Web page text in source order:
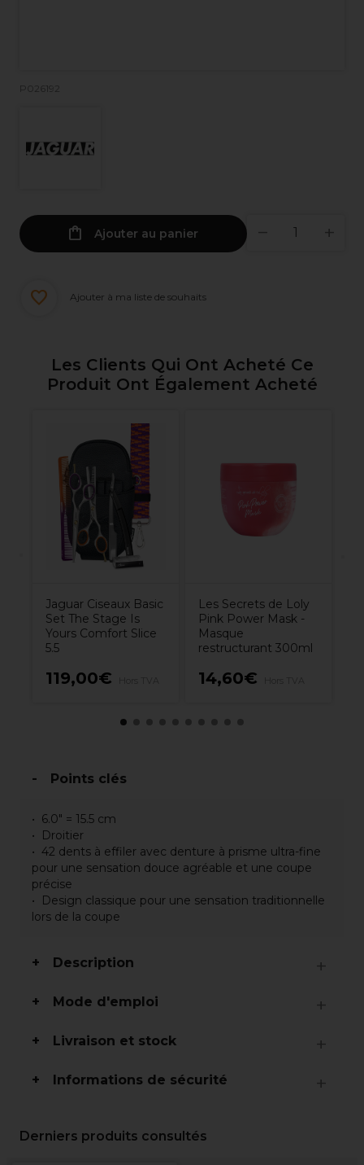
P026192
Ajouter au panier
Ajouter à ma liste de souhaits
Les Clients Qui Ont Acheté Ce
Produit Ont Également Acheté
Jaguar Ciseaux Basic
Set The Stage Is
Yours Comfort Slice
5.5
119,00€
Les Secrets de Loly
Pink Power Mask -
Masque
restructurant 300ml
14,60€
Points clés
6.0" = 15.5 cm
Droitier
42 dents à effiler avec denture à prisme ultra-fine
pour une sensation douce agréable et une coupe
précise
Design classique pour une sensation traditionnelle
lors de la coupe
Description
Mode d'emploi
Livraison et stock
Informations de sécurité
Derniers produits consultés